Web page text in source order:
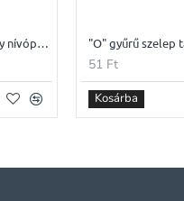
"O" gyűrű olajtartály nívópálcához MZ ETZ-251
51 Ft
Kosárba